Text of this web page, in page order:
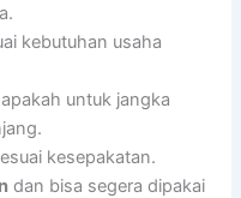
kebutuhan usaha
untuk jangka
kesepakatan.
dan bisa segera dipakai